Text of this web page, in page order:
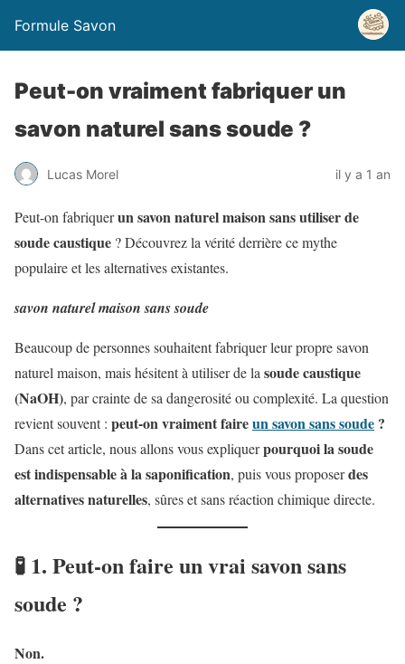
Formule Savon
Peut-on vraiment fabriquer un
savon naturel sans soude ?
Lucas Morel il y a 1 an
Peut-on fabriquerun savon naturel maison sans utiliser de
soude caustique ? Découvrez la vérité derrière ce mythe
populaire et les alternatives existantes.
savon naturel maison sans soude
Beaucoup de personnes souhaitent fabriquer leur propre savon
naturel maison, mais hésitent à utiliser de la soude caustique
(NaOH), par crainte de sa dangerosité ou complexité. La question
revient souvent : peut-on vraiment faireun savon sans soude ?
Dans cet article, nous allons vous expliquerpourquoi la soude
est indispensable à la saponification, puis vous proposerdes
alternatives naturelles, sûres et sans réaction chimique directe.
🧪 1. Peut-on faire un vrai savon sans
soude ?
Non.